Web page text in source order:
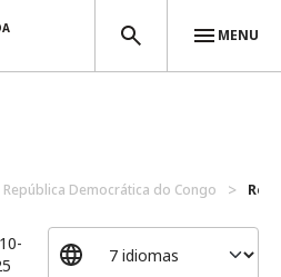
MENU
República Democrática do Congo